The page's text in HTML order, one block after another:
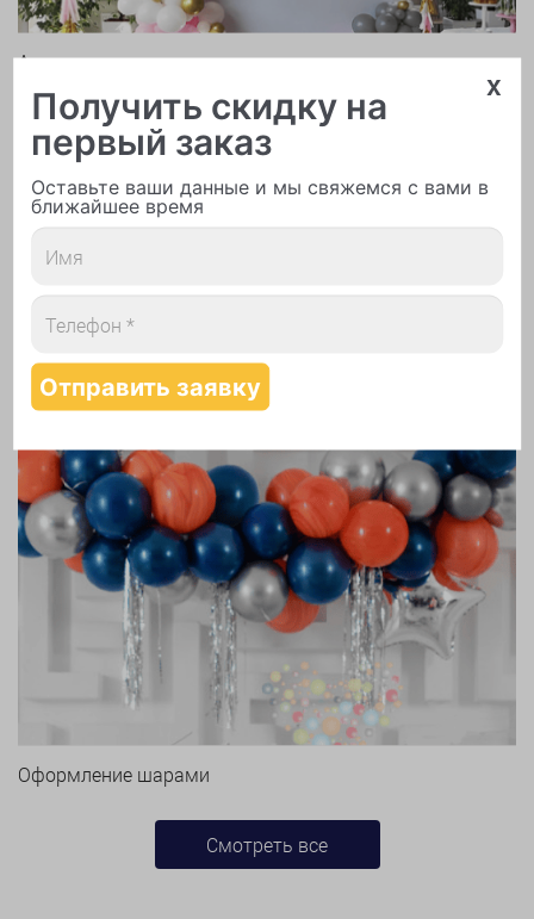
Арки и гирлянды из шаров
Надутие шаров гелием
Оформление шарами
Смотреть все
x
Получить скидку на
первый заказ
Оставьте ваши данные и мы свяжемся с вами в
ближайшее время